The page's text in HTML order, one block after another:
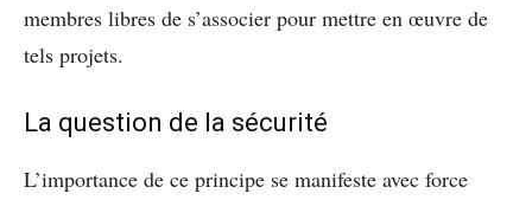
membres libres de s’associer pour mettre en œuvre de
tels projets.
La question de la sécurité
L’importance de ce principe se manifeste avec force